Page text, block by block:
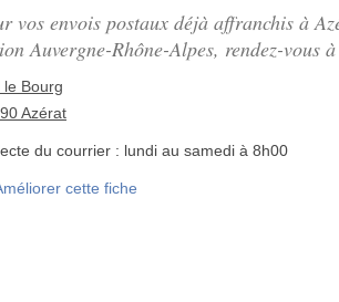
vos envois postaux déjà affranchis à
Auvergne-Rhône-Alpes, rendez-
le Bourg
Azérat
du courrier : lundi au samedi à 8h00
cette fiche